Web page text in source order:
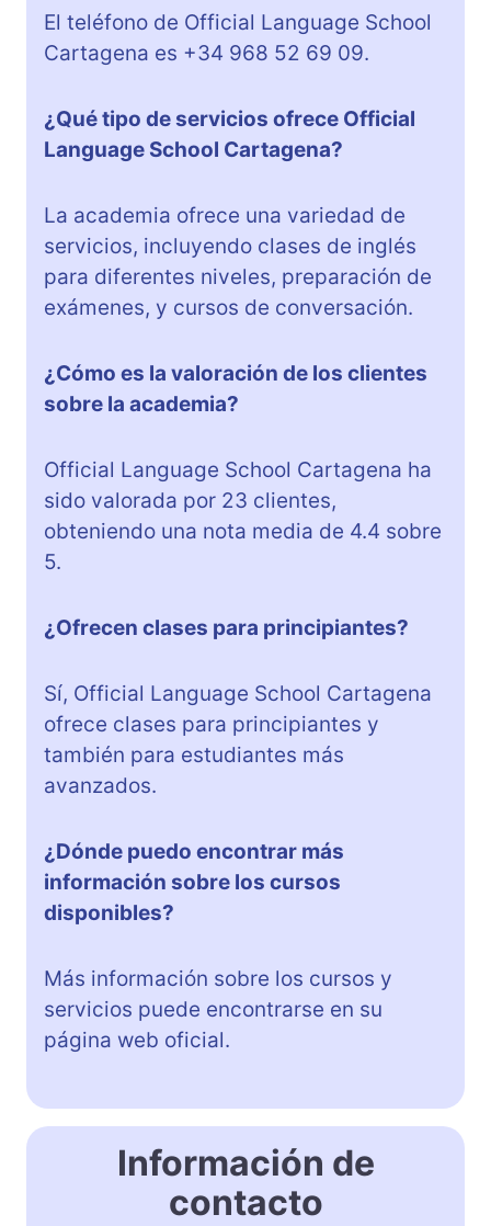
El teléfono de Official Language School
Cartagena es +34 968 52 69 09.
¿Qué tipo de servicios ofrece Official
Language School Cartagena?
La academia ofrece una variedad de
servicios, incluyendo clases de inglés
para diferentes niveles, preparación de
exámenes, y cursos de conversación.
¿Cómo es la valoración de los clientes
sobre la academia?
Official Language School Cartagena ha
sido valorada por 23 clientes,
obteniendo una nota media de 4.4 sobre
5.
¿Ofrecen clases para principiantes?
Sí, Official Language School Cartagena
ofrece clases para principiantes y
también para estudiantes más
avanzados.
¿Dónde puedo encontrar más
información sobre los cursos
disponibles?
Más información sobre los cursos y
servicios puede encontrarse en su
página web oficial.
Información de
contacto